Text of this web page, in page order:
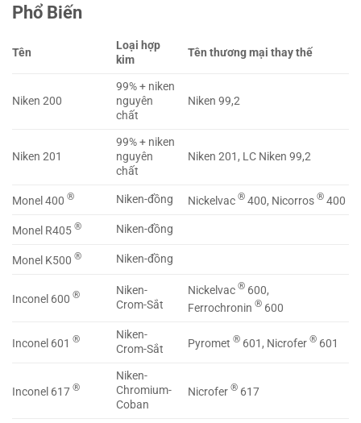
Phổ Biến
Tên
Loại hợp
kim
Tên thương mại thay thế
Niken 200
99% + niken
nguyên
chất
Niken 99,2
Niken 201
99% + niken
nguyên
chất
Niken 201, LC Niken 99,2
Monel 400 ® Niken-đồng Nickelvac® 400, Nicorros® 400
Monel R405 ® Niken-đồng
Monel K500 ® Niken-đồng
Inconel 600 ®
Niken-
Crom-Sắt
Nickelvac® 600,
Ferrochronin® 600
Inconel 601 ®
Niken-
Crom-Sắt
Pyromet® 601, Nicrofer® 601
Inconel 617 ®
Niken-
Chromium-
Coban
Nicrofer® 617